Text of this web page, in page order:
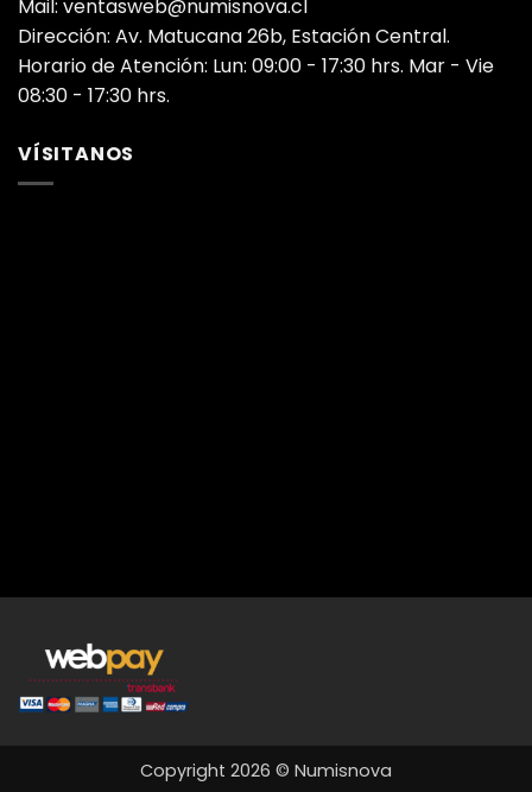
Mail: ventasweb@numisnova.cl
Dirección: Av. Matucana 26b, Estación Central.
Horario de Atención: Lun: 09:00 - 17:30 hrs. Mar - Vie
08:30 - 17:30 hrs.
VÍSITANOS
Copyright 2026 © Numisnova